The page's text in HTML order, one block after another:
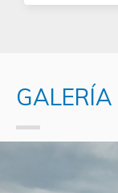
GALERÍA